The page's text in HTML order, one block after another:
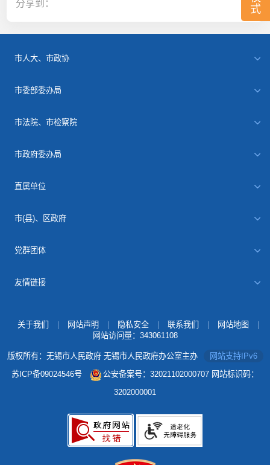
式
分享到：
市人大、市政协
市委部委办局
市法院、市检察院
市政府委办局
直属单位
市(县)、区政府
党群团体
友情链接
关于我们 网站声明 隐私安全 联系我们 网站地图
网站访问量： 343061108
版权所有：无锡市人民政府 无锡市人民政府办公室主办
网站支持IPv6
苏ICP备09024546号
公安备案号：32021102000707 网站标识码：
3202000001